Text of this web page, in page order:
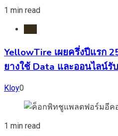
1 min read
YellowTire เผยครึ่งปีแรก
ยางใช้ Data และออนไลน์รั
Kloy0
1 min read